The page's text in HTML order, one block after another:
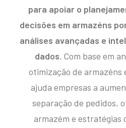
para apoiar o
decisões em armazéns
análises avançadas e
dados. Com base em
otimização de armazéns
ajuda empresas a
separação de pedidos,
armazém e estratégias